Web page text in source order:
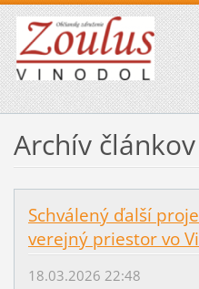
Archív článkov
Schválený ďalší
verejný priestor vo
18.03.2026 22:48